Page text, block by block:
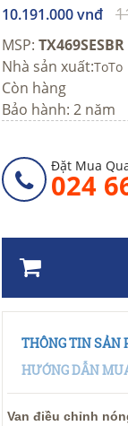
10.191.000 vnđ
MSP: TX469SESBR
Nhà sản xuất:ToTo
Còn hàng
Bảo hành: 2 năm
Đặt Mua
024
THÔNG TIN SẢN
HƯỚNG DẪN
Van điều chỉnh